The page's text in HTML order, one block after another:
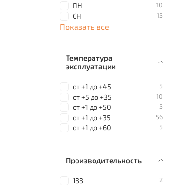
ПН 10
СН 15
Показать все
Температура
эксплуатации
от +1 до +45 5
от +5 до +35 10
от +1 до +50 5
от +1 до +35 56
от +1 до +60 5
Производительность
133 2